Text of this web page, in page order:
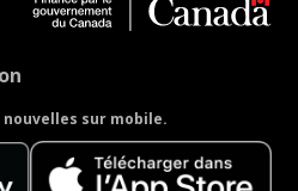
nouvelles sur mobile.